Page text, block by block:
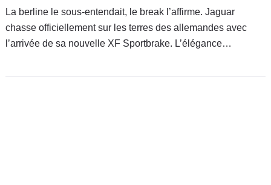
La berline le sous-entendait, le break l’affirme. Jaguar
chasse officiellement sur les terres des allemandes avec
l’arrivée de sa nouvelle XF Sportbrake. L’élégance
de la rigueur germanique ?